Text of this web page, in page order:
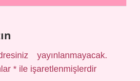
yayınlanmayacak.
* ile işaretlenmişlerdir